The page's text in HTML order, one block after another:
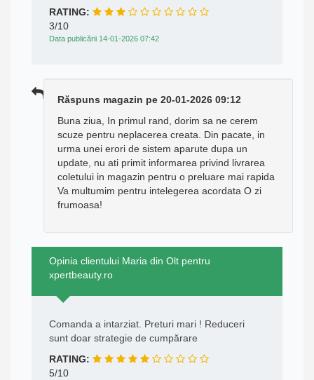
RATING:
3/10
Data publicării 14-01-2026 07:42
Răspuns magazin pe 20-01-2026 09:12
Buna ziua, In primul rand, dorim sa ne cerem
scuze pentru neplacerea creata. Din pacate, in
urma unei erori de sistem aparute dupa un
update, nu ati primit informarea privind livrarea
coletului in magazin pentru o preluare mai rapida
Va multumim pentru intelegerea acordata O zi
frumoasa!
Opinia clientului Maria din Olt pentru
xpertbeauty.ro
Comanda a intarziat. Preturi mari ! Reduceri
sunt doar strategie de cumpărare
RATING:
5/10